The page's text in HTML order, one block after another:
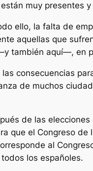
muy presentes
ello, la falta de
aquellas que
también aquí—, en
las consecuencias
de muchos
de las
que el Congreso
al
los españoles.